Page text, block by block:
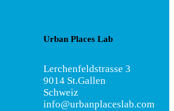
Urban Places Lab
Lerchenfeldstrasse 3
9014 St.Gallen
Schweiz
info@urbanplaceslab.com